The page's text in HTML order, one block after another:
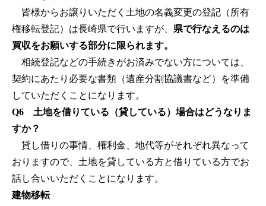
皆様からお譲りいただく土地の名義変更の登記（所有
権移転登記）は長崎県で行いますが、 県で行なえるのは
買収をお願いする部分に限られます。
相続登記などの手続きがお済みでない方については、
契約にあたり必要な書類（遺産分割協議書など）を準備
していただくことになります。
Q6 土地を借りている（貸している）場合はどうなりま
すか？
貸し借りの事情、権利金、地代等がそれぞれ異なって
おりますので、土地を貸している方と借りている方でお
話し合いいただくことになります。
建物移転